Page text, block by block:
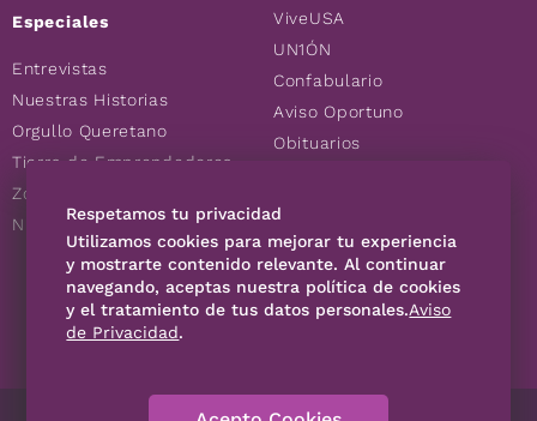
Especiales
Entrevistas
Nuestras Historias
Orgullo Queretano
Tierra de Emprendedores
Zoociales
Nuevos Queretanos
ViveUSA
UN1ÓN
Confabulario
Aviso Oportuno
Obituarios
Consultas
SÍGUENOS
Respetamos tu privacidad
Utilizamos cookies para mejorar tu experiencia
y mostrarte contenido relevante. Al continuar
navegando, aceptas nuestra política de cookies
y el tratamiento de tus datos personales.Aviso
de Privacidad.